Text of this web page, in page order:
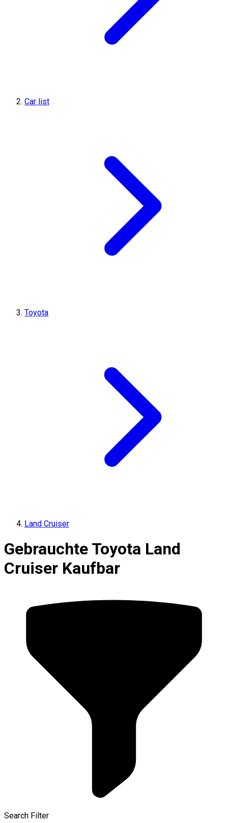
Car list
Toyota
Land Cruiser
Gebrauchte Toyota Land
Cruiser Kaufbar
Search Filter